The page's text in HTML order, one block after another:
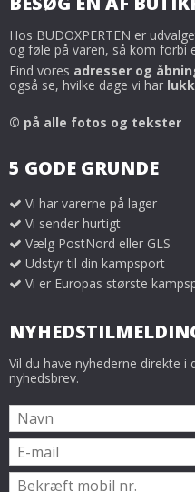
Hos BUDOXPERTEN er
og føle på varen, så kom forbi
Find vores adresser og
også se, hvilke dage vi har
© på alle fotos og tekster
5 GODE GRUNDE
Vi har varerne på lager
Vi sender hurtigt
Vælg PostNord eller GLS
Udstyr til din kampsport
Vi er Europas største
Vil du have nyhederne direkte
nyhedsbrev.